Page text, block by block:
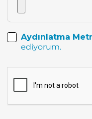
Aydınlatma
ediyorum.